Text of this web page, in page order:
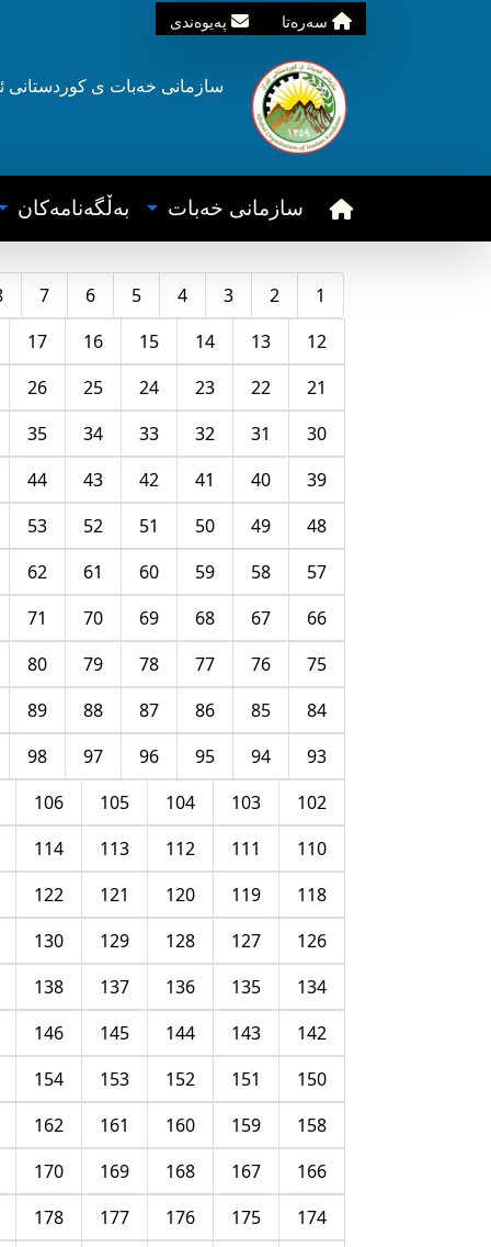
سه‌ره‌تا په‌یوه‌ندی
سازمانی خه‌بات ی کوردستانی
سازمانی خه‌بات به‌ڵگه‌نامه‌کان
1
2
3
4
5
6
7
12
13
14
15
16
17
21
22
23
24
25
26
30
31
32
33
34
35
39
40
41
42
43
44
48
49
50
51
52
53
57
58
59
60
61
62
66
67
68
69
70
71
75
76
77
78
79
80
84
85
86
87
88
89
93
94
95
96
97
98
102
103
104
105
106
110
111
112
113
114
118
119
120
121
122
126
127
128
129
130
134
135
136
137
138
142
143
144
145
146
150
151
152
153
154
158
159
160
161
162
166
167
168
169
170
174
175
176
177
178